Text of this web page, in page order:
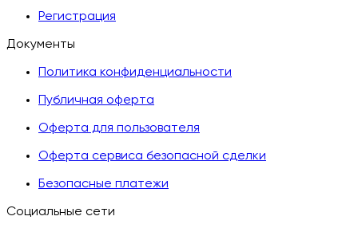
Регистрация
Документы
Политика конфиденциальности
Публичная оферта
Оферта для пользователя
Оферта сервиса безопасной сделки
Безопасные платежи
Социальные сети